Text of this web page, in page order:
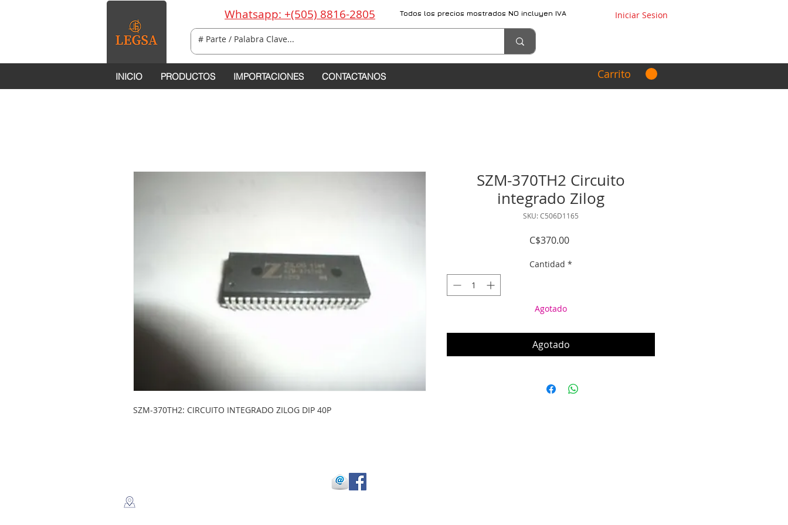
Whatsapp: +(505) 8816-2805 Todos los precios mostrados NO incluyen IVA Iniciar Sesion
INICIO PRODUCTOS IMPORTACIONES CONTACTANOS Carrito
SZM-370TH2: CIRCUITO INTEGRADO ZILOG DIP 40P
SZM-370TH2 Circuito
integrado Zilog
SKU: C506D1165
C$370.00Precio
Cantidad *
Agotado
Agotado